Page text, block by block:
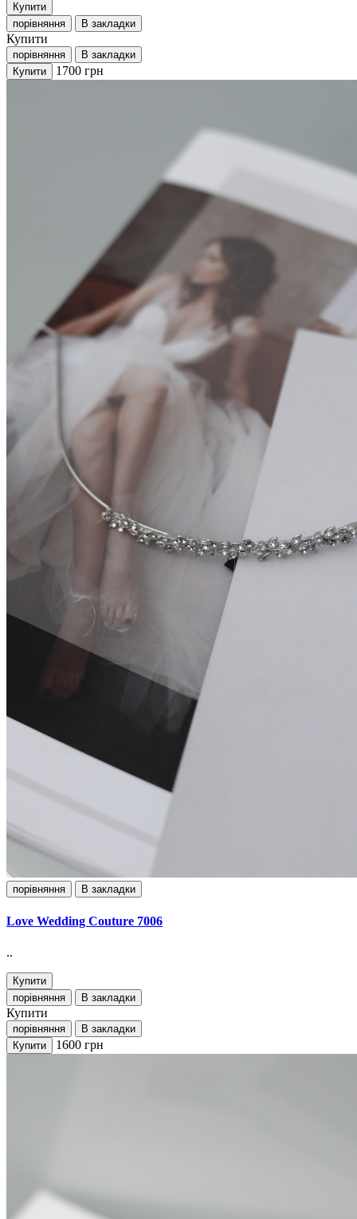
Купити
порівняння
В закладки
Купити
порівняння
В закладки
Купити
1700 грн
порівняння В закладки
Love Wedding Couture 7006
..
Купити
порівняння
В закладки
Купити
порівняння
В закладки
Купити
1600 грн